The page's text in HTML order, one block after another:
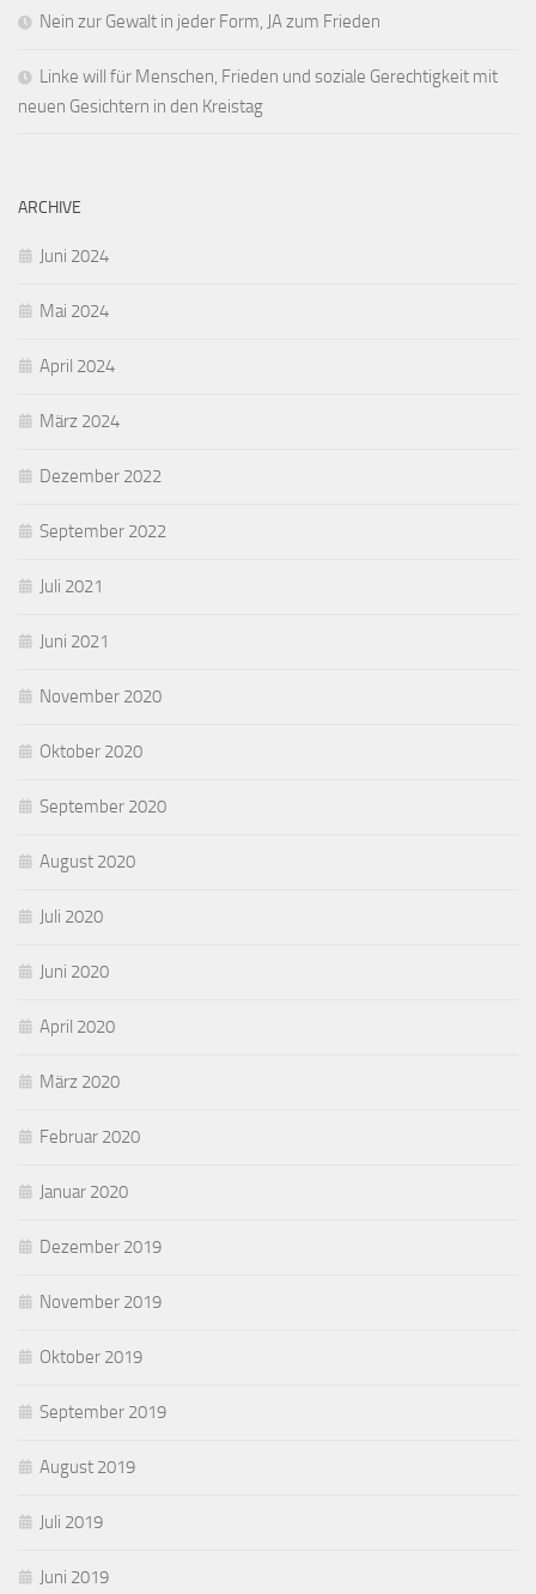
Nein zur Gewalt in jeder Form, JA zum Frieden
Linke will für Menschen, Frieden und soziale Gerechtigkeit mit
neuen Gesichtern in den Kreistag
ARCHIVE
Juni 2024
Mai 2024
April 2024
März 2024
Dezember 2022
September 2022
Juli 2021
Juni 2021
November 2020
Oktober 2020
September 2020
August 2020
Juli 2020
Juni 2020
April 2020
März 2020
Februar 2020
Januar 2020
Dezember 2019
November 2019
Oktober 2019
September 2019
August 2019
Juli 2019
Juni 2019